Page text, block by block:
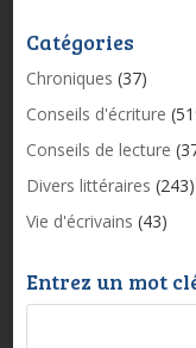
Catégories
Chroniques (37)
Conseils d'écriture
Conseils de lecture
Divers littéraires (243)
Vie d'écrivains (43)
Entrez un mot